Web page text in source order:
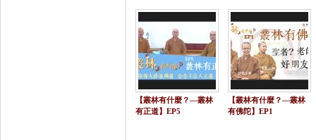
【叢林有什麼？—叢林
有正道】EP5
【叢林有什麼？—叢林
有佛陀】EP1